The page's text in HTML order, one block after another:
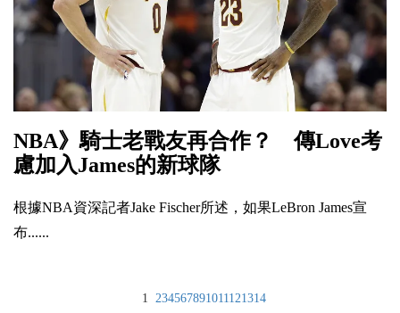
NBA》騎士老戰友再合作？ 傳Love考
慮加入James的新球隊
根據NBA資深記者Jake Fischer所述，如果LeBron James宣
布......
1 234567891011121314